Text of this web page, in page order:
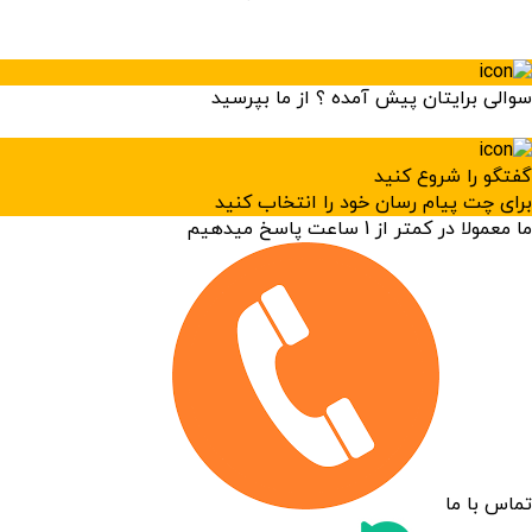
میان وعده : موز، کیک، آبمیوه و بادام زمینی
پک بهداشتی : پد الکل، دستکش، ماسک و دستمال کاغذی
[banner type=”default” style=”colored” class=””]
شرایط و مقررات
برنامه‌های اعلام شده با توجه به شرایط آب و هوایی و
سایر عوامل محیطی یا فنی قابل جابجایی است.
جهت جلوگیری از آلودگی محیط زیست از آوردن هرگونه
ظروف یک‌بار مصرف خودداری فرمائید.
لطفا با دقت کامل برنامه سفر، خدمات تور و اطلاعات
تکمیلی را مطالعه نموده و در مورد هرگونه ابهام از دفتر
سوالی برایتان پیش آمده ؟ از ما بپرسید
گفتگو را شروع کنید
برای چت پیام رسان خود را انتخاب کنید
ما معمولا در کمتر از 1 ساعت پاسخ میدهیم
تماس با ما